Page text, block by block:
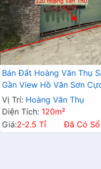
Bán Đất Hoàng Văn Thụ
Gần View Hồ Văn Sơn
Vị Trí: Hoàng Văn Thụ
Diện Tích: 120m²
Giá:2-2.5 Tỉ Đã Có Sổ